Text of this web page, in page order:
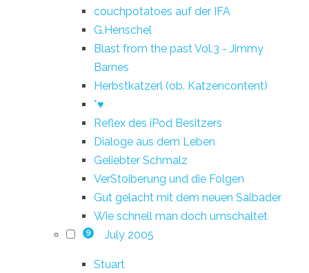
couchpotatoes auf der IFA
G.Henschel
Blast from the past Vol.3 - Jimmy
Barnes
Herbstkatzerl (ob. Katzencontent)
*♥
Reflex des iPod Besitzers
Dialoge aus dem Leben
Geliebter Schmalz
VerStoiberung und die Folgen
Gut gelacht mit dem neuen Salbader
Wie schnell man doch umschaltet
9 July 2005
Stuart